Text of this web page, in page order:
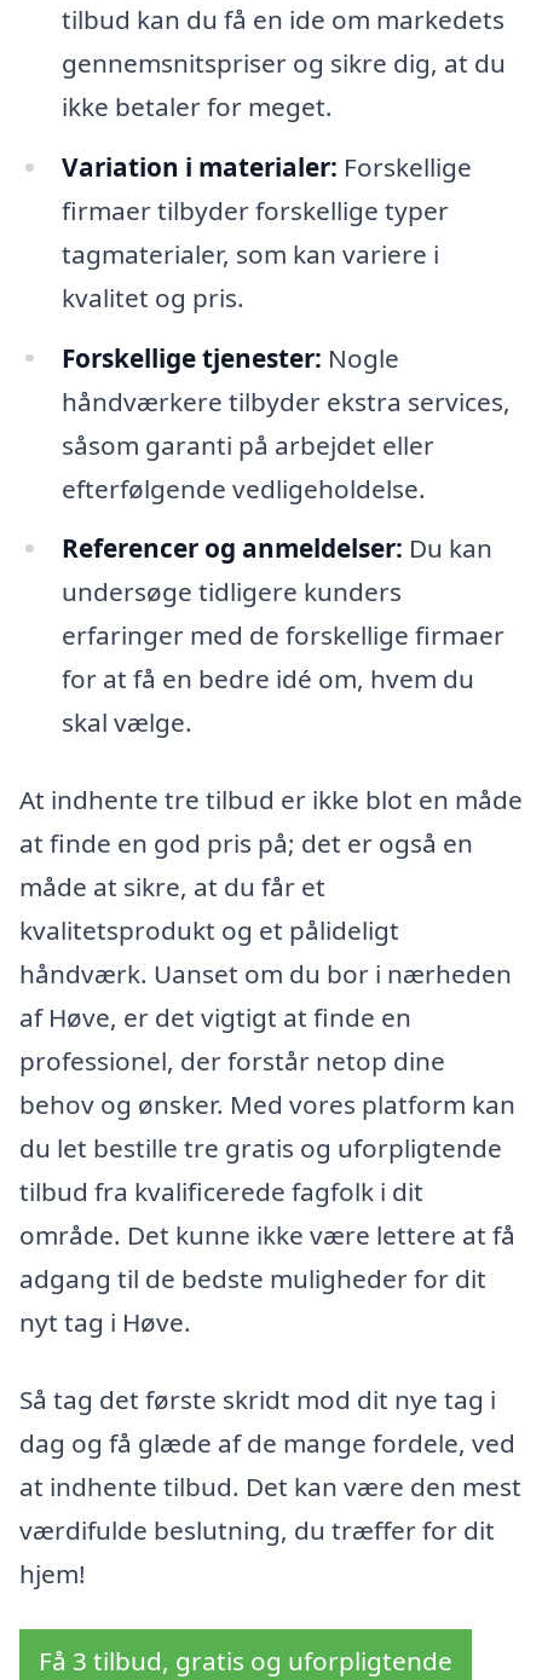
tilbud kan du få en ide om markedets
gennemsnitspriser og sikre dig, at du
ikke betaler for meget.
Variation i materialer: Forskellige
firmaer tilbyder forskellige typer
tagmaterialer, som kan variere i
kvalitet og pris.
Forskellige tjenester: Nogle
håndværkere tilbyder ekstra services,
såsom garanti på arbejdet eller
efterfølgende vedligeholdelse.
Referencer og anmeldelser: Du kan
undersøge tidligere kunders
erfaringer med de forskellige firmaer
for at få en bedre idé om, hvem du
skal vælge.
At indhente tre tilbud er ikke blot en måde
at finde en god pris på; det er også en
måde at sikre, at du får et
kvalitetsprodukt og et pålideligt
håndværk. Uanset om du bor i nærheden
af Høve, er det vigtigt at finde en
professionel, der forstår netop dine
behov og ønsker. Med vores platform kan
du let bestille tre gratis og uforpligtende
tilbud fra kvalificerede fagfolk i dit
område. Det kunne ikke være lettere at få
adgang til de bedste muligheder for dit
nyt tag i Høve.
Så tag det første skridt mod dit nye tag i
dag og få glæde af de mange fordele, ved
at indhente tilbud. Det kan være den mest
værdifulde beslutning, du træffer for dit
hjem!
Få 3 tilbud, gratis og uforpligtende